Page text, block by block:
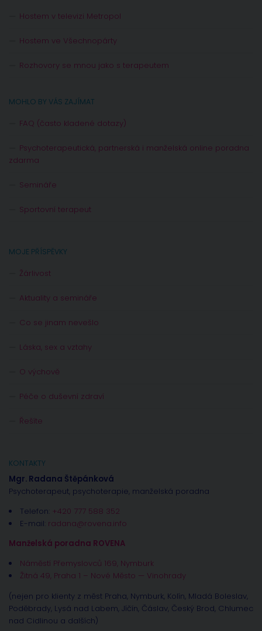
Hostem v televizi Metropol
Hostem ve Všechnopárty
Rozhovory se mnou jako s terapeutem
MOHLO BY VÁS ZAJÍMAT
FAQ (často kladené dotazy)
Psychoterapeutická, partnerská i manželská online poradna
zdarma
Semináře
Sportovní terapeut
MOJE PŘÍSPĚVKY
Žárlivost
Aktuality a semináře
Co se jinam nevešlo
Láska, sex a vztahy
O výchově
Péče o duševní zdraví
Řešíte
KONTAKTY
Mgr. Radana Štěpánková
Psychoterapeut, psychoterapie, manželská poradna
Telefon: +420 777 588 352
E-mail: radana@rovena.info
Manželská poradna ROVENA
Náměstí Přemyslovců 169, Nymburk
Žitná 49, Praha 1 – Nové Město — Vinohrady
(nejen pro klienty z měst Praha, Nymburk, Kolín, Mladá Boleslav,
Poděbrady, Lysá nad Labem, Jíčín, Čáslav, Český Brod, Chlumec
nad Cidlinou a dalších)